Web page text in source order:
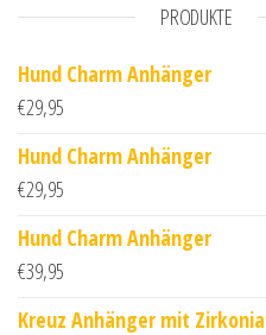
PRODUKTE
Hund Charm Anhänger
€29,95
Hund Charm Anhänger
€29,95
Hund Charm Anhänger
€39,95
Kreuz Anhänger mit Zirkonia